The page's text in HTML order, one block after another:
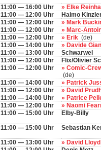
11:00 — 16:00 Uhr
» Elke
11:00 — 12:00 Uhr
Haimo
11:00 — 12:00 Uhr
» Mark
11:00 — 12:00 Uhr
» Marc-
11:00 — 12:00 Uhr
» Erik (de)
11:00 — 14:00 Uhr
» Davide
11:00 — 13:00 Uhr
Schwarwel
11:00 — 12:00 Uhr
Flix/Olivier
11:00 — 12:00 Uhr
» Comic-
(de)
11:00 — 14:00 Uhr
» Patrick
11:00 — 12:00 Uhr
» David
11:00 — 14:00 Uhr
» Patrice
11:00 — 12:00 Uhr
» Naomi
11:00 — 15:00 Uhr
Elby-Billy
11:00 — 15:00 Uhr Sebastian
11:00 — 13:00 Uhr
» David